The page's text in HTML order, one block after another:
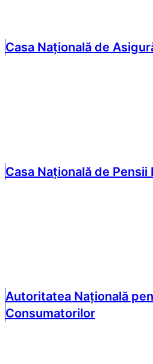
Casa Națională de
Casa Națională de Pensii
Autoritatea Națională
Consumatorilor